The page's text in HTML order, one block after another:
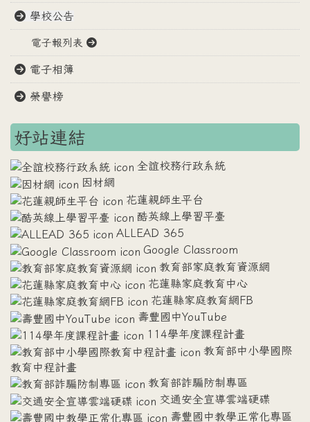
學校公告
電子報列表
電子相簿
榮譽榜
好站連結
全誼校務行政系統
因材網
花蓮親師生平台
酷英線上學習平臺
ALLEAD 365
Google Classroom
教育部家庭教育資源網
花蓮縣家庭教育中心
花蓮縣家庭教育網FB
壽豐國中YouTube
114學年度課程計畫
教育部中小學國際
教育中程計畫
教育部詐騙防制專區
交通安全宣導雲端硬碟
壽豐國中教學正常化專區